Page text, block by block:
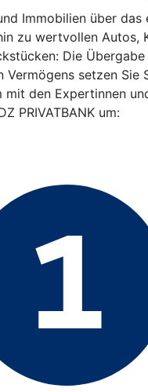
Immobilien über das
zu wertvollen Autos,
Die
Vermögens setzen Sie
mit den Expertinnen
PRIVATBANK um: